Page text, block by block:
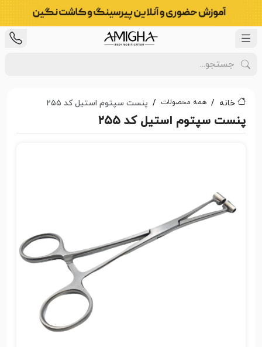
خانه همه محصولات پنست سپتوم استیل کد ۲۵۵
پنست سپتوم استیل کد ۲۵۵